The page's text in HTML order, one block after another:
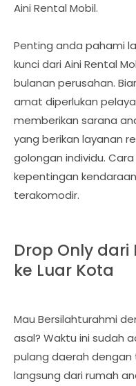
Aini Rental Mobil.
Penting anda pahami
kunci dari Aini Rental
bulanan perusahan.
amat diperlukan
memberikan sarana
yang berikan layanan
golongan individu.
kepentingan
terakomodir.
Drop Only
ke Luar Kota
Mau Bersilahturahmi
asal? Waktu ini sudah
pulang daerah
langsung dari rumah